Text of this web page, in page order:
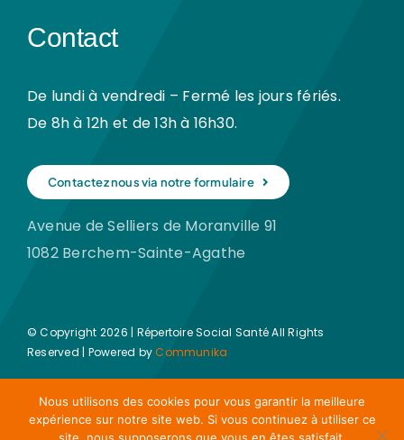
Contact
De lundi à vendredi – Fermé les jours fériés.
De 8h à 12h et de 13h à 16h30.
Contactez nous via notre formulaire
Avenue de Selliers de Moranville 91
1082 Berchem-Sainte-Agathe
© Copyright 2026 | Répertoire Social Santé All Rights
Reserved | Powered byCommunika
Nous utilisons des cookies pour vous garantir la meilleure
expérience sur notre site web. Si vous continuez à utiliser ce